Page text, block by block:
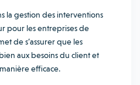
la gestion des interventions
pour les entreprises de
de s’assurer que les
aux besoins du client et
efficace.